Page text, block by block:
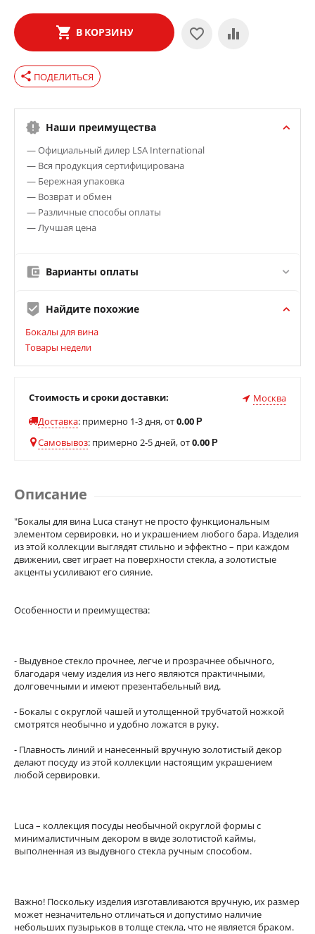
В КОРЗИНУ
share ПОДЕЛИТЬСЯ
Наши преимущества
— Официальный дилер LSA International
— Вся продукция сертифицирована
— Бережная упаковка
— Возврат и обмен
— Различные способы оплаты
— Лучшая цена
Варианты оплаты
Найдите похожие
Бокалы для вина
Товары недели
Стоимость и сроки доставки:
Москва
Доставка: примерно 1-3 дня, от0.00 Р
Самовывоз: примерно 2-5 дней, от0.00 Р
Описание
"Бокалы для вина Luca станут не просто функциональным
элементом сервировки, но и украшением любого бара. Изделия
из этой коллекции выглядят стильно и эффектно – при каждом
движении, свет играет на поверхности стекла, а золотистые
акценты усиливают его сияние.
Особенности и преимущества:
- Выдувное стекло прочнее, легче и прозрачнее обычного,
благодаря чему изделия из него являются практичными,
долговечными и имеют презентабельный вид.
- Бокалы с округлой чашей и утолщенной трубчатой ножкой
смотрятся необычно и удобно ложатся в руку.
- Плавность линий и нанесенный вручную золотистый декор
делают посуду из этой коллекции настоящим украшением
любой сервировки.
Luca – коллекция посуды необычной округлой формы с
минималистичным декором в виде золотистой каймы,
выполненная из выдувного стекла ручным способом.
Важно! Поскольку изделия изготавливаются вручную, их размер
может незначительно отличаться и допустимо наличие
небольших пузырьков в толще стекла, что не является браком.